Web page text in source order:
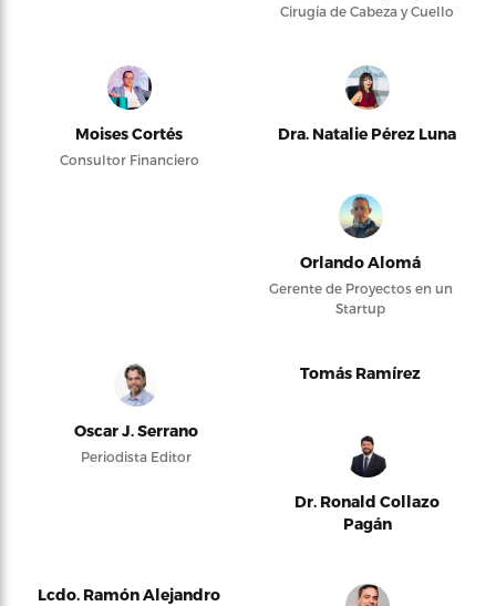
Cirugía de Cabeza y Cuello
Moises Cortés
Consultor Financiero
Dra. Natalie Pérez Luna
Orlando Alomá
Gerente de Proyectos en un
Startup
Oscar J. Serrano
Periodista Editor
Tomás Ramírez
Dr. Ronald Collazo
Pagán
Lcdo. Ramón Alejandro